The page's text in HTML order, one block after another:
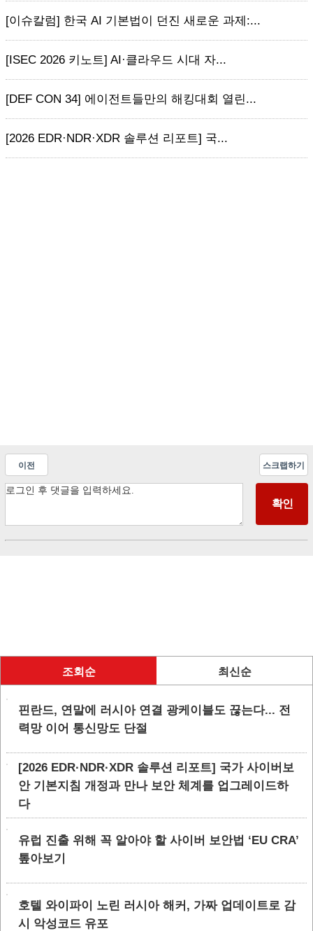
[이슈칼럼] 한국 AI 기본법이 던진 새로운 과제:...
[ISEC 2026 키노트] AI·클라우드 시대 자...
[DEF CON 34] 에이전트들만의 해킹대회 열린...
[2026 EDR·NDR·XDR 솔루션 리포트] 국...
이전 스크랩하기
조회순 최신순
핀란드, 연말에 러시아 연결 광케이블도 끊는다... 전
력망 이어 통신망도 단절
[2026 EDR·NDR·XDR 솔루션 리포트] 국가 사이버보
안 기본지침 개정과 만나 보안 체계를 업그레이드하
다
유럽 진출 위해 꼭 알아야 할 사이버 보안법 ‘EU CRA’
톺아보기
호텔 와이파이 노린 러시아 해커, 가짜 업데이트로 감
시 악성코드 유포